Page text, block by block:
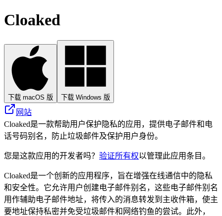
Cloaked
下载 macOS 版 下载 Windows 版
网站
Cloaked是一款帮助用户保护隐私的应用，提供电子邮件和电
话号码别名，防止垃圾邮件及保护用户身份。
您是这款应用的开发者吗？ 验证所有权以管理此应用条目。
Cloaked是一个创新的应用程序，旨在增强在线通信中的隐私
和安全性。它允许用户创建电子邮件别名，这些电子邮件别名
用作辅助电子邮件地址，将传入的消息转发到主收件箱，使主
要地址保持私密并免受垃圾邮件和网络钓鱼的尝试。此外，